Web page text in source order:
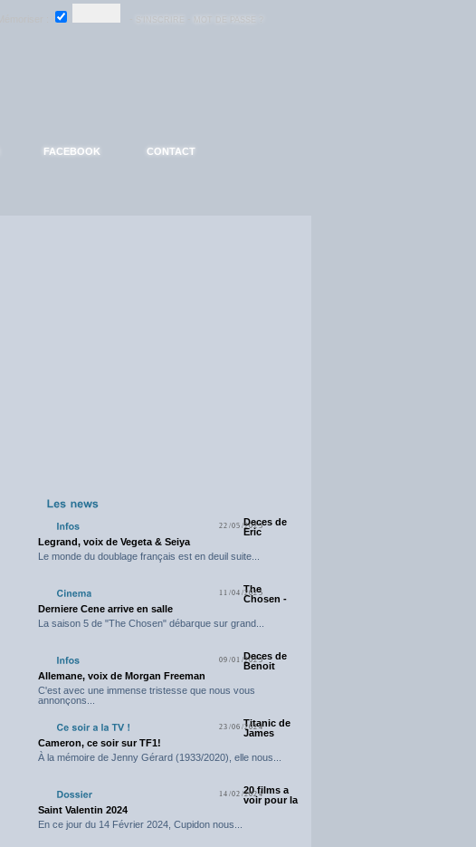
FACEBOOK CONTACT
22/05/2025Deces de
Eric
Legrand, voix de Vegeta & Seiya
Le monde du doublage français est en deuil suite...
11/04/2025
The
Chosen -
Derniere Cene arrive en salle
La saison 5 de "The Chosen" débarque sur grand...
09/01/2025Deces de
Benoit
Allemane, voix de Morgan Freeman
C'est avec une immense tristesse que nous vous
annonçons...
23/06/2024Titanic de
James
Cameron, ce soir sur TF1!
À la mémoire de Jenny Gérard (1933/2020), elle nous...
14/02/202420 films a
voir pour la
Saint Valentin 2024
En ce jour du 14 Février 2024, Cupidon nous...